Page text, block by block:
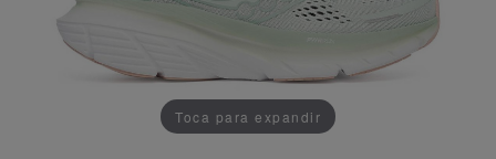
Toca para expandir